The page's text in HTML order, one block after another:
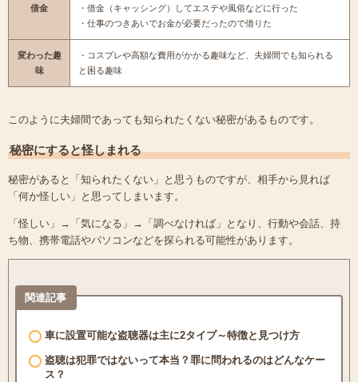
借金
・借金（キャッシング）してエステや風俗などに行った
・仕事のつきあいでお金が必要だったので借りた
変わった趣
味
・コスプレや高額な費用がかかる趣味など、夫婦間でも知られる
と困る趣味
このように夫婦間であっても知られたくない秘密があるものです。
秘密にすると怪しまれる
秘密があると「知られたくない」と思うものですが、相手から見れば
「何か怪しい」と思ってしまいます。
「怪しい」→「気になる」→「調べなければ」となり、行動や会話、持
ち物、携帯電話やパソコンなどを探られる可能性があります。
関連記事
車に設置可能な盗聴器は主に2タイプ～特徴と見つけ方
盗聴は犯罪ではないって本当？罪に問われるのはどんなケー
ス？